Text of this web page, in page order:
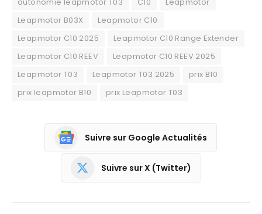
autonomie leapmotor T03 C10
Leapmotor
Leapmotor B03X
Leapmotor C10
Leapmotor C10 2025
Leapmotor C10 Range Extender
Leapmotor C10 REEV
Leapmotor C10 REEV 2025
Leapmotor T03
Leapmotor T03 2025
prix B10
prix leapmotor B10
prix Leapmotor T03
Suivre sur Google Actualités
Suivre sur X (Twitter)